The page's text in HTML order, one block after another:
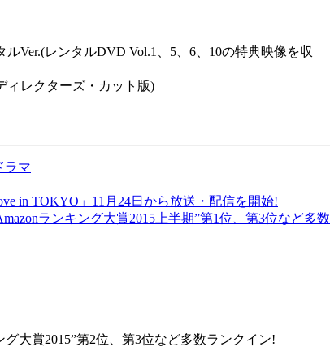
Ver.(レンタルDVD Vol.1、5、6、10の特典映像を収
ィレクターズ・カット版)
ラマ
in TOKYO」11月24日から放送・配信を開始!
ランキング大賞2015上半期”第1位、第3位など多
大賞2015”第2位、第3位など多数ランクイン!